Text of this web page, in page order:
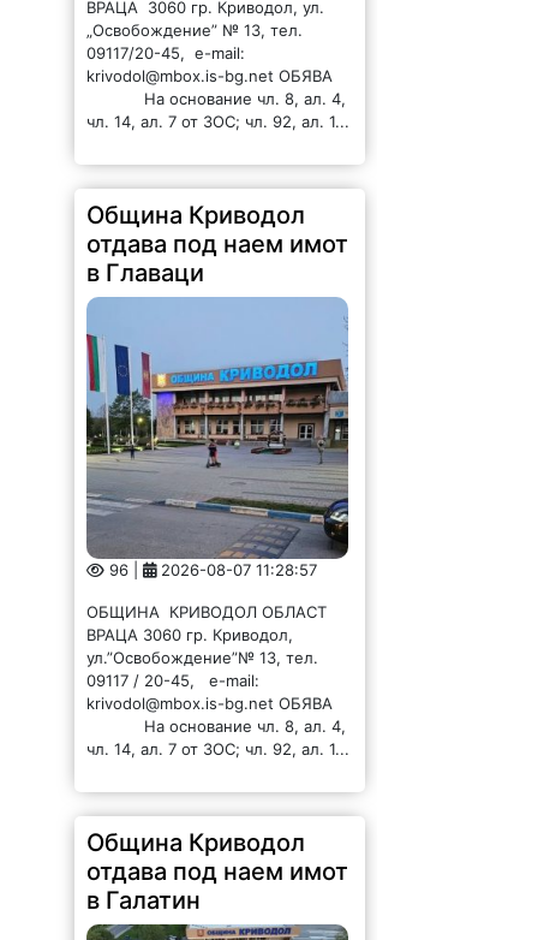
„Освобождение” № 13, тел.
09117/20-45, e-mail:
krivodol@mbox.is-bg.net ОБЯВА
На основание чл. 8, ал. 4,
чл. 14, ал. 7 от ЗОС; чл. 92, ал. 1...
Община Криводол
отдава под наем имот
в Главаци
96 | 2026-08-07 11:28:57
ВРАЦА 3060 гр. Криводол,
ул.”Освобождение”№ 13, тел.
09117 / 20-45, e-mail:
krivodol@mbox.is-bg.net ОБЯВА
На основание чл. 8, ал. 4,
чл. 14, ал. 7 от ЗОС; чл. 92, ал. 1...
Община Криводол
отдава под наем имот
в Галатин